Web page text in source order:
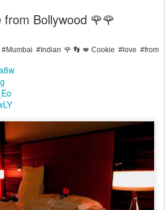
from Bollywood 🌹🌹
#Indian 🌹👣💋Cookie #love #from